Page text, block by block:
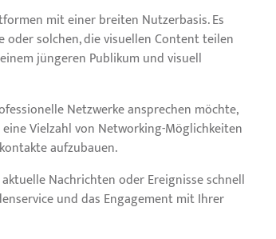
mit einer breiten Nutzerbasis. Es
solchen, die visuellen Content teilen
jüngeren Publikum und visuell
Netzwerke ansprechen möchte,
Vielzahl von Networking-Möglichkeiten
aufzubauen.
Nachrichten oder Ereignisse schnell
und das Engagement mit Ihrer